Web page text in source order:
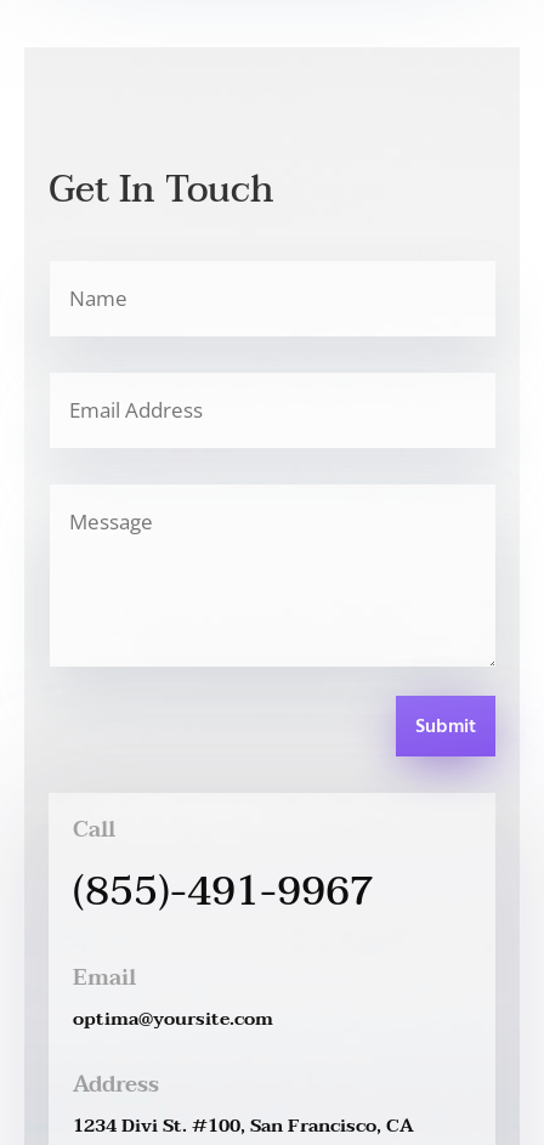
Get In Touch
Submit
Call
(855)-491-9967
Email
optima@yoursite.com
Address
1234 Divi St. #100, San Francisco, CA